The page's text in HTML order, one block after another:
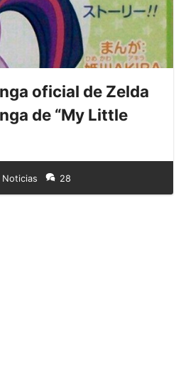
oficial de Zelda
de “My Little
Noticias 28